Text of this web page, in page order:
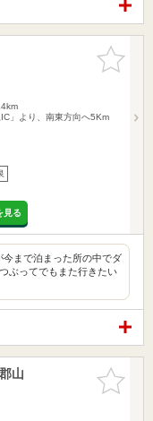
お気に入
りに追加
」より、南東方向へ5Km
見る
まで泊まった所の中でダ
ぶってでもまた行きたい
お気に入
りに追加
山